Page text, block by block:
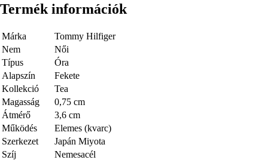
Termék információk
Márka
Tommy Hilfiger
Nem
Női
Típus
Óra
Alapszín
Fekete
Kollekció
Tea
Magasság
0,75 cm
Átmérő
3,6 cm
Működés
Elemes (kvarc)
Szerkezet
Japán Miyota
Szíj
Nemesacél